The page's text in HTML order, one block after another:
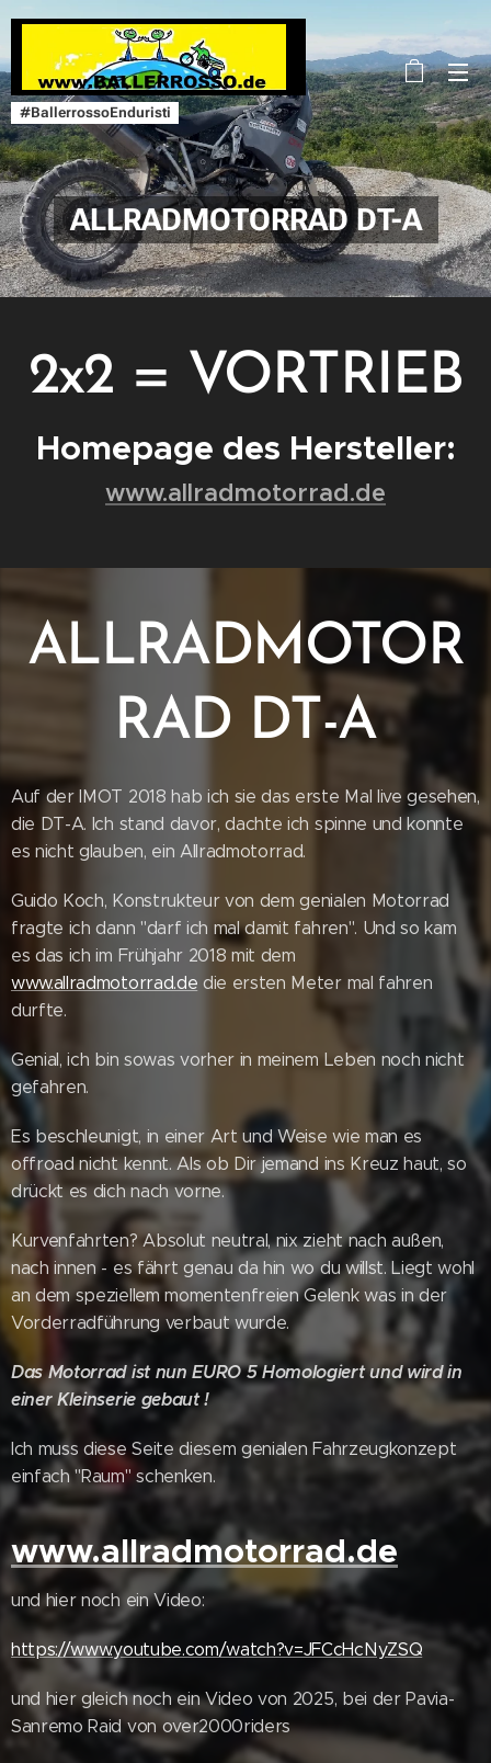
#BallerrossoEnduristi
ALLRADMOTORRAD DT-A
2x2 = VORTRIEB
Homepage des Hersteller:
www.allradmotorrad.de
ALLRADMOTOR
RAD DT-A
Auf der IMOT 2018 hab ich sie das erste Mal live gesehen,
die DT-A. Ich stand davor, dachte ich spinne und konnte
es nicht glauben, ein Allradmotorrad.
Guido Koch, Konstrukteur von dem genialen Motorrad
fragte ich dann "darf ich mal damit fahren". Und so kam
es das ich im Frühjahr 2018 mit dem
www.allradmotorrad.de die ersten Meter mal fahren
durfte.
Genial, ich bin sowas vorher in meinem Leben noch nicht
gefahren.
Es beschleunigt, in einer Art und Weise wie man es
offroad nicht kennt. Als ob Dir jemand ins Kreuz haut, so
drückt es dich nach vorne.
Kurvenfahrten? Absolut neutral, nix zieht nach außen,
nach innen - es fährt genau da hin wo du willst. Liegt wohl
an dem speziellem momentenfreien Gelenk was in der
Vorderradführung verbaut wurde.
Das Motorrad ist nun EURO 5 Homologiert und wird in
einer Kleinserie gebaut !
Ich muss diese Seite diesem genialen Fahrzeugkonzept
einfach "Raum" schenken.
www.allradmotorrad.de
und hier noch ein Video:
https://www.youtube.com/watch?v=JFCcHcNyZSQ
und hier gleich noch ein Video von 2025, bei der Pavia-
Sanremo Raid von over2000riders